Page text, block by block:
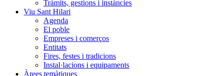
Tràmits, gestions i instàncies
Viu Sant Hilari
Agenda
El poble
Empreses i comerços
Entitats
Fires, festes i tradicions
Instal·lacions i equipaments
Àrees temàtiques